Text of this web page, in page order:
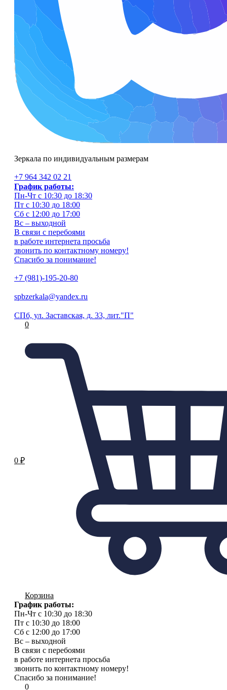
Зеркала по индивидуальным размерам
+7 964 342 02 21
График работы:
Пн-Чт с 10:30 до 18:30
Пт с 10:30 до 18:00
Сб с 12:00 до 17:00
Вс – выходной
В связи с перебоями
в работе интернета просьба
звонить по контактному номеру!
Спасибо за понимание!
+7 (981)-195-20-80
spbzerkala@yandex.ru
СПб, ул. Заставская, д. 33, лит."П"
0 ₽
0
Корзина
График работы:
Пн-Чт с 10:30 до 18:30
Пт с 10:30 до 18:00
Сб с 12:00 до 17:00
Вс – выходной
В связи с перебоями
в работе интернета просьба
звонить по контактному номеру!
Спасибо за понимание!
0